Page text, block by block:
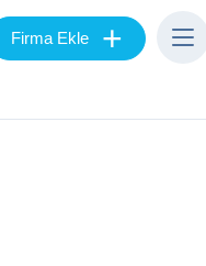
Firma Ekle +